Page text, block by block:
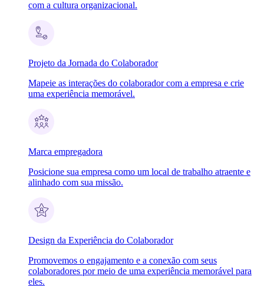
com a cultura organizacional.
Projeto da Jornada do Colaborador
Mapeie as interações do colaborador com a empresa e crie
uma experiência memorável.
Marca empregadora
Posicione sua empresa como um local de trabalho atraente e
alinhado com sua missão.
Design da Experiência do Colaborador
Promovemos o engajamento e a conexão com seus
colaboradores por meio de uma experiência memorável para
eles.